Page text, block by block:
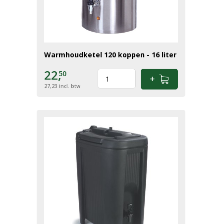
Warmhoudketel 120 koppen - 16 liter
22,50
27,23 incl. btw